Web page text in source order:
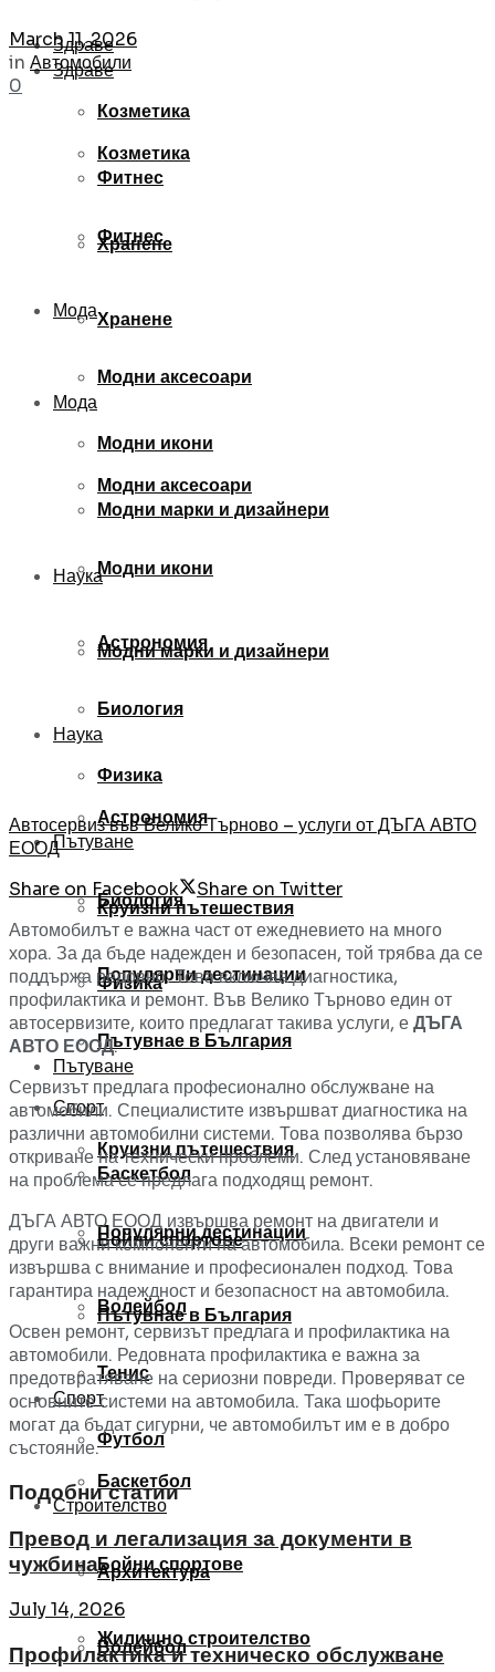
Здраве
Козметика
Фитнес
Хранене
Мода
Модни аксесоари
Модни икони
Модни марки и дизайнери
Наука
Астрономия
Биология
Физика
Пътуване
Круизни пътешествия
Популярни дестинации
Пътувнае в България
Спорт
Баскетбол
Бойни спортове
Волейбол
Здраве
Козметика
Фитнес
Хранене
Мода
Модни аксесоари
Модни икони
Модни марки и дизайнери
Наука
Астрономия
Биология
Физика
Пътуване
Круизни пътешествия
Популярни дестинации
Пътувнае в България
Спорт
Баскетбол
Бойни спортове
Волейбол
Тенис
Футбол
Строителство
Архитектура
Жилищно строителство
March 11, 2026
in Автомобили
0
Автосервиз във Велико Търново – услуги от ДЪГА АВТО
ЕООД
Share on Facebook
Share on Twitter
Автомобилът е важна част от ежедневието на много
хора. За да бъде надежден и безопасен, той трябва да се
поддържа редовно. Това включва диагностика,
профилактика и ремонт. Във Велико Търново един от
автосервизите, които предлагат такива услуги, еДЪГА
АВТО ЕООД.
Сервизът предлага професионално обслужване на
автомобили. Специалистите извършват диагностика на
различни автомобилни системи. Това позволява бързо
откриване на технически проблеми. След установяване
на проблема се предлага подходящ ремонт.
ДЪГА АВТО ЕООД извършва ремонт на двигатели и
други важни компоненти на автомобила. Всеки ремонт се
извършва с внимание и професионален подход. Това
гарантира надеждност и безопасност на автомобила.
Освен ремонт, сервизът предлага и профилактика на
автомобили. Редовната профилактика е важна за
предотвратяване на сериозни повреди. Проверяват се
основните системи на автомобила. Така шофьорите
могат да бъдат сигурни, че автомобилът им е в добро
състояние.
Подобни статии
Превод и легализация за документи в
чужбина
July 14, 2026
Профилактика и техническо обслужване